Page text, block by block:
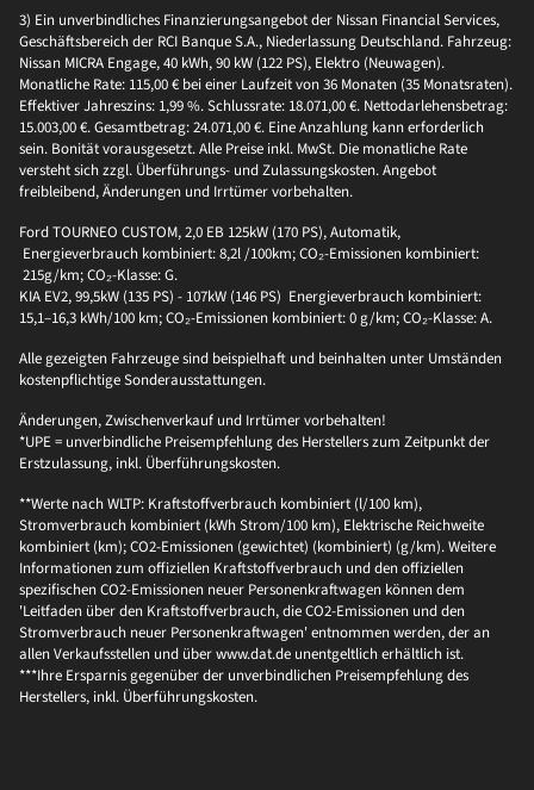
3) Ein unverbindliches Finanzierungsangebot der Nissan Financial Services,
Geschäftsbereich der RCI Banque S.A., Niederlassung Deutschland. Fahrzeug:
Nissan MICRA Engage, 40 kWh, 90 kW (122 PS), Elektro (Neuwagen).
Monatliche Rate: 115,00 € bei einer Laufzeit von 36 Monaten (35 Monatsraten).
Effektiver Jahreszins: 1,99 %. Schlussrate: 18.071,00 €. Nettodarlehensbetrag:
15.003,00 €. Gesamtbetrag: 24.071,00 €. Eine Anzahlung kann erforderlich
sein. Bonität vorausgesetzt. Alle Preise inkl. MwSt. Die monatliche Rate
versteht sich zzgl. Überführungs- und Zulassungskosten. Angebot
freibleibend, Änderungen und Irrtümer vorbehalten.
Ford TOURNEO CUSTOM, 2,0 EB 125kW (170 PS), Automatik,
Energieverbrauch kombiniert: 8,2l /100km; CO₂-Emissionen kombiniert:
215g/km; CO₂-Klasse: G.
KIA EV2, 99,5kW (135 PS) - 107kW (146 PS) Energieverbrauch kombiniert:
15,1–16,3 kWh/100 km; CO₂-Emissionen kombiniert: 0 g/km; CO₂-Klasse: A.
Alle gezeigten Fahrzeuge sind beispielhaft und beinhalten unter Umständen
kostenpflichtige Sonderausstattungen.
Änderungen, Zwischenverkauf und Irrtümer vorbehalten!
*UPE = unverbindliche Preisempfehlung des Herstellers zum Zeitpunkt der
Erstzulassung, inkl. Überführungskosten.
**Werte nach WLTP: Kraftstoffverbrauch kombiniert (l/100 km),
Stromverbrauch kombiniert (kWh Strom/100 km), Elektrische Reichweite
kombiniert (km); CO2-Emissionen (gewichtet) (kombiniert) (g/km). Weitere
Informationen zum offiziellen Kraftstoffverbrauch und den offiziellen
spezifischen CO2-Emissionen neuer Personenkraftwagen können dem
'Leitfaden über den Kraftstoffverbrauch, die CO2-Emissionen und den
Stromverbrauch neuer Personenkraftwagen' entnommen werden, der an
allen Verkaufsstellen und über www.dat.de unentgeltlich erhältlich ist.
***Ihre Ersparnis gegenüber der unverbindlichen Preisempfehlung des
Herstellers, inkl. Überführungskosten.